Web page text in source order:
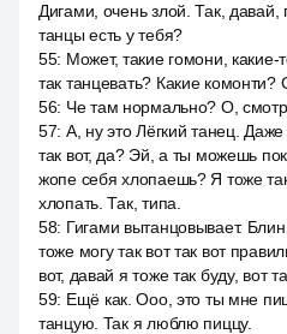
Дигами, очень злой. Так,
танцы есть у тебя?
55: Может, такие гомони,
так танцевать? Какие комонти?
56: Че там нормально? О,
57: А, ну это Лёгкий танец. Даже
так вот, да? Эй, а ты можешь
жопе себя хлопаешь? Я тоже
хлопать. Так, типа.
58: Гигами вытанцовывает.
тоже могу так вот так вот
вот, давай я тоже так буду, вот
59: Ещё как. Ооо, это ты мне
танцую. Так я люблю пиццу.